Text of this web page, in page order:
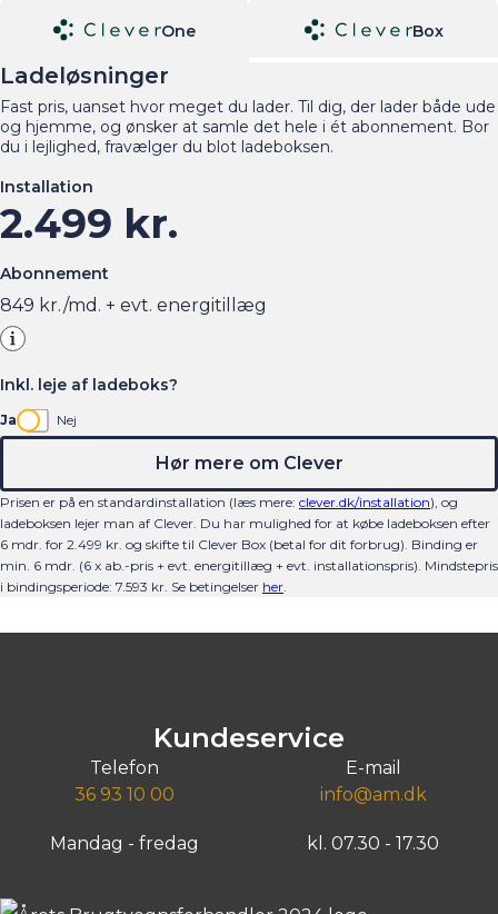
One Box
Ladeløsninger
Fast pris, uanset hvor meget du lader. Til dig, der lader både ude
og hjemme, og ønsker at samle det hele i ét abonnement. Bor
du i lejlighed, fravælger du blot ladeboksen.
Installation
2.499 kr.
Abonnement
849 kr./md. + evt. energitillæg
Inkl. leje af ladeboks?
Ja Nej
Hør mere om Clever
Prisen er på en standardinstallation (læs mere: clever.dk/installation), og
ladeboksen lejer man af Clever. Du har mulighed for at købe ladeboksen efter
6 mdr. for 2.499 kr. og skifte til Clever Box (betal for dit forbrug). Binding er
min. 6 mdr. (6 x ab.-pris + evt. energitillæg + evt. installationspris). Mindstepris
i bindingsperiode: 7.593 kr. Se betingelser her.
Kundeservice
Telefon
36 93 10 00
E-mail
info@am.dk
Mandag - fredag kl. 07.30 - 17.30